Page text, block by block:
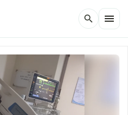
search menu